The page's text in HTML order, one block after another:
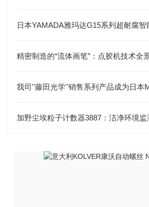
精密制造的“流体画笔”：点胶机技术全
加野尘埃粒子计数器3887：洁净环境监